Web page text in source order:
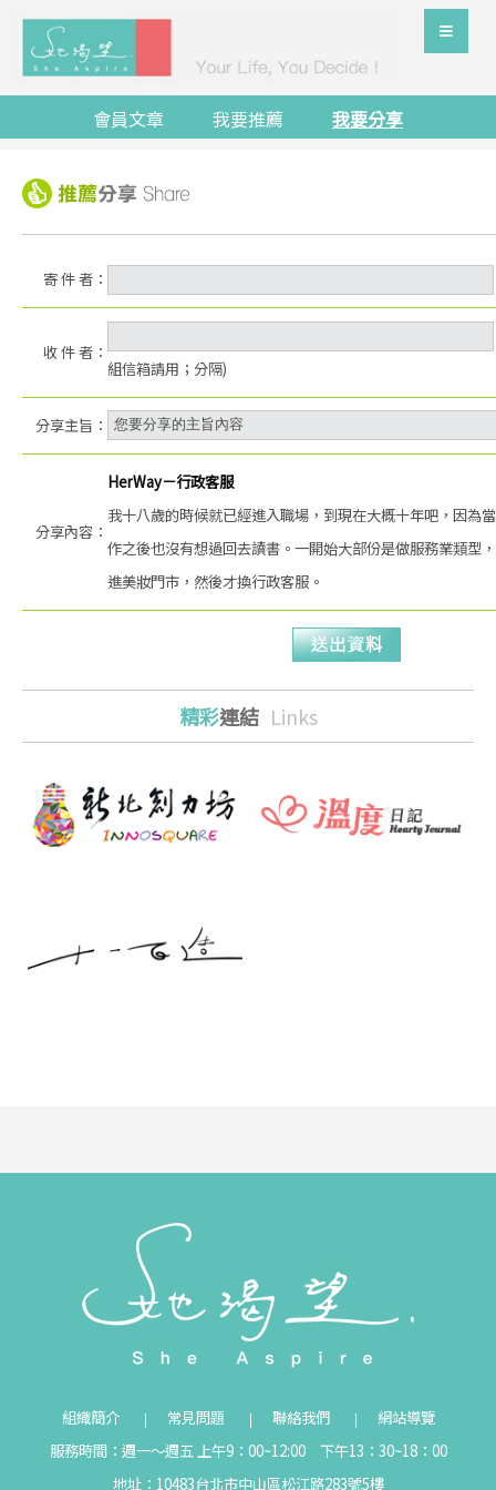
會員文章 我要推薦 我要分享
寄 件 者：
收 件 者：
組信箱請用；分隔)
分享主旨：
分享內容：
HerWay－行政客服
我十八歲的時候就已經進入職場，到現在大概十年吧，因為
作之後也沒有想過回去讀書。一開始大部份是做服務業類型
進美妝門市，然後才換行政客服。
精彩連結 Links
組織簡介 常見問題 聯絡我們
網站導覽
服務時間：週一～週五 上午9：00~12:00 下午13：30~18：00
地址：10483台北市中山區松江路283號5樓